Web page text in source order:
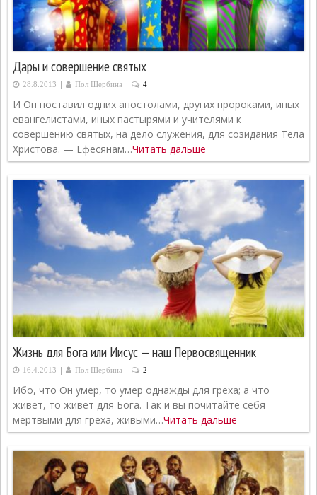
Дары и совершение святых
28.8.2013 | Пол Щербина | 4
И Он поставил одних апостолами, других пророками, иных
евангелистами, иных пастырями и учителями к
совершению святых, на дело служения, для созидания Тела
Христова. — Ефесянам…Читать дальше
Жизнь для Бога или Иисус — наш Первосвященник
16.4.2013 | Пол Щербина | 2
Ибо, что Он умер, то умер однажды для греха; а что
живет, то живет для Бога. Так и вы почитайте себя
мертвыми для греха, живыми…Читать дальше